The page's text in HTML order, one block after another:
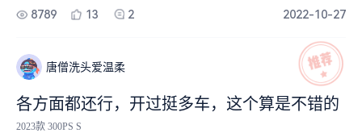
8789 13 2 2022-10-27
唐僧洗头爱温柔
各方面都还行，开过挺多车，这个算是不错的
2023款 300PS S